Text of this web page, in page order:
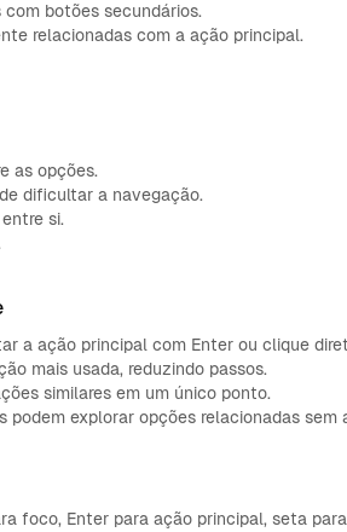
botões secundários.
relacionadas com a ação principal.
as opções.
dificultar a navegação.
si.
a ação principal com Enter ou clique
mais usada, reduzindo passos.
similares em um único ponto.
podem explorar opções relacionadas
foco, Enter para ação principal, seta